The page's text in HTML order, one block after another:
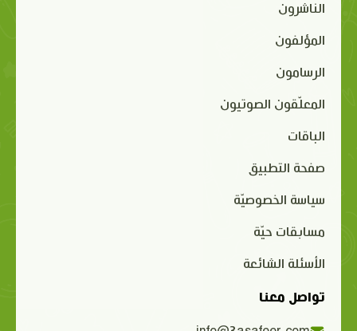
الناشرون
المؤلفون
الرسامون
المعلّقون الصوتيون
الباقات
صفحة التطبيق
سياسة الخصوصيّة
مسابقات حيّة
الأسئلة الشائعة
تواصل معنا